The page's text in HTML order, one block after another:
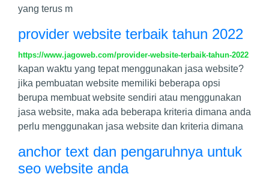
yang terus m
provider website terbaik tahun 2022
https://www.jagoweb.com/provider-website-terbaik-tahun-2022
kapan waktu yang tepat menggunakan jasa website?
jika pembuatan website memiliki beberapa opsi
berupa membuat website sendiri atau menggunakan
jasa website, maka ada beberapa kriteria dimana anda
perlu menggunakan jasa website dan kriteria dimana
anchor text dan pengaruhnya untuk
seo website anda